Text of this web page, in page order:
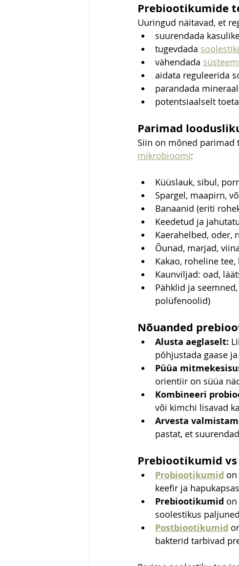
Prebiootikumide
Uuringud näitavad, et
suurendada
tugevdada
vähendada
aidata reguleerida
parandada
potentsiaalselt
Parimad
Siin on mõned
mikrobioomi:
Küüslauk, sibul,
Spargel, maapirn,
Banaanid (eriti
Keedetud ja
Kaerahelbed, oder,
Õunad, marjad,
Kakao, roheline
Kaunviljad: oad,
Pähklid ja
polüfenoolid)
Nõuanded
Alusta aeglaselt:
põhjustada gaase
Püüa
orientiir on süüa
Kombineeri
või kimchi lisavad
Arvesta
pastat, et
Prebiootikumid
Probiootikumid
keefir ja
Prebiootikumid
soolestikus
Postbiootikumid
bakterid tarbivad